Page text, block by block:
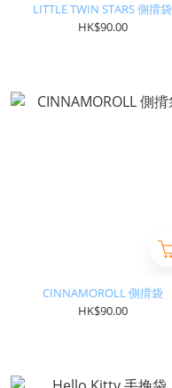
LITTLE TWIN STARS 側揹袋
HK$90.00
CINNAMOROLL 側揹袋
HK$90.00